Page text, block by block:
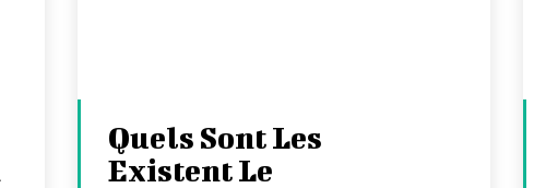
Quels Sont Les
Existent Le